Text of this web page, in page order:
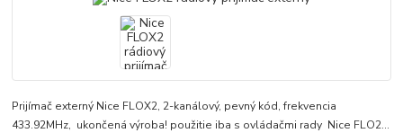
Prijímač externý Nice FLOX2, 2-kanálový, pevný kód, frekvencia
433.92MHz, ukončená výroba! použitie iba s ovládačmi rady Nice FLO2...